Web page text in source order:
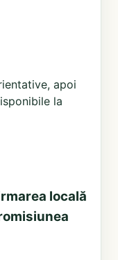
apoi
la
locală